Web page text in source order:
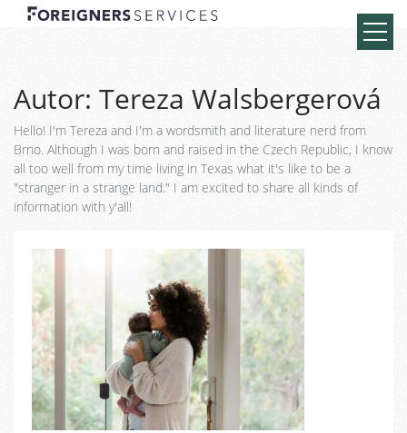
Autor: Tereza Walsbergerová
Hello! I'm Tereza and I'm a wordsmith and literature nerd from
Brno. Although I was born and raised in the Czech Republic, I know
all too well from my time living in Texas what it's like to be a
"stranger in a strange land." I am excited to share all kinds of
information with y'all!